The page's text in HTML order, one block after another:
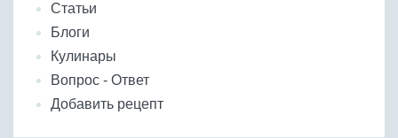
Статьи
Блоги
Кулинары
Вопрос - Ответ
Добавить рецепт